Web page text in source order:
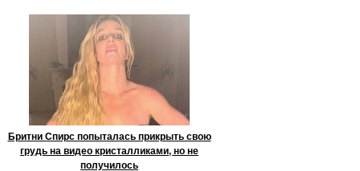
Бритни Спирс попыталась прикрыть свою
грудь на видео кристалликами, но не
получилось